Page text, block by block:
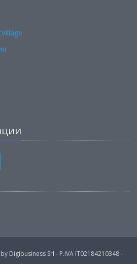
Digibusiness Srl - P.IVA IT02184210348 -